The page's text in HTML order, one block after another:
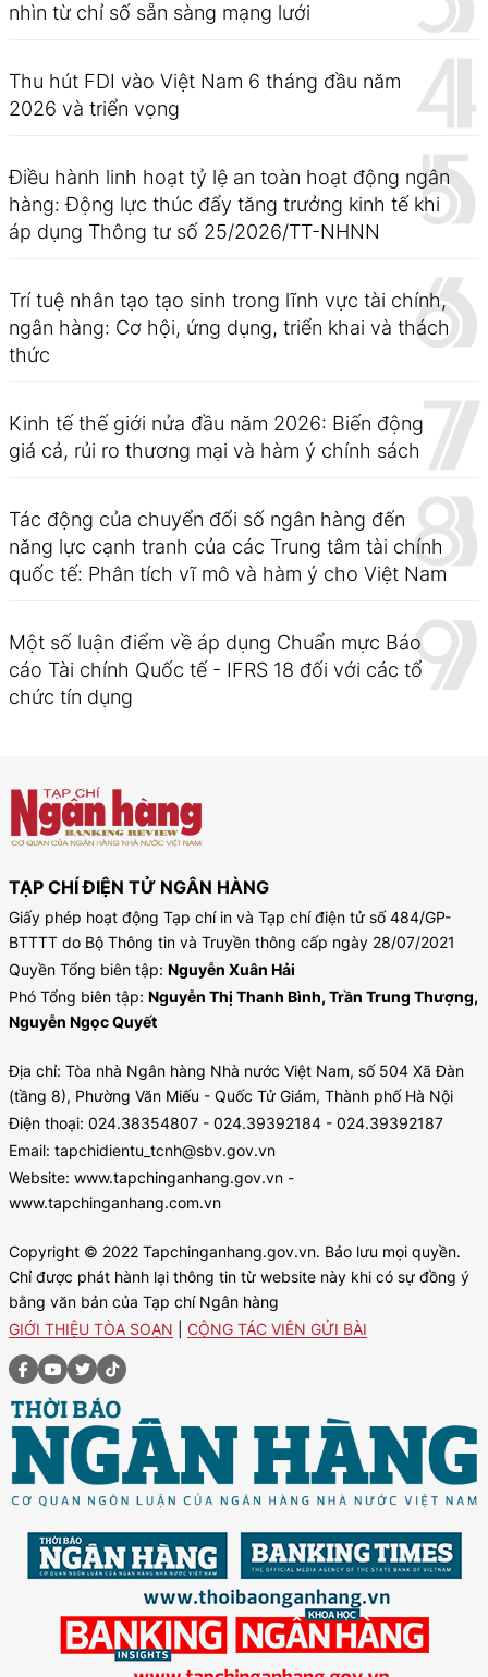
nhìn từ chỉ số sẵn sàng mạng lưới
Thu hút FDI vào Việt Nam 6 tháng đầu năm
2026 và triển vọng
Điều hành linh hoạt tỷ lệ an toàn hoạt động ngân
hàng: Động lực thúc đẩy tăng trưởng kinh tế khi
áp dụng Thông tư số 25/2026/TT-NHNN
Trí tuệ nhân tạo tạo sinh trong lĩnh vực tài chính,
ngân hàng: Cơ hội, ứng dụng, triển khai và thách
thức
Kinh tế thế giới nửa đầu năm 2026: Biến động
giá cả, rủi ro thương mại và hàm ý chính sách
Tác động của chuyển đổi số ngân hàng đến
năng lực cạnh tranh của các Trung tâm tài chính
quốc tế: Phân tích vĩ mô và hàm ý cho Việt Nam
Một số luận điểm về áp dụng Chuẩn mực Báo
cáo Tài chính Quốc tế - IFRS 18 đối với các tổ
chức tín dụng
TẠP CHÍ ĐIỆN TỬ NGÂN HÀNG
Giấy phép hoạt động Tạp chí in và Tạp chí điện tử số 484/GP-
BTTTT do Bộ Thông tin và Truyền thông cấp ngày 28/07/2021
Quyền Tổng biên tập: Nguyễn Xuân Hải
Phó Tổng biên tập: Nguyễn Thị Thanh Bình, Trần Trung Thượng,
Nguyễn Ngọc Quyết
Địa chỉ: Tòa nhà Ngân hàng Nhà nước Việt Nam, số 504 Xã Đàn
(tầng 8), Phường Văn Miếu - Quốc Tử Giám, Thành phố Hà Nội
Điện thoại: 024.38354807 - 024.39392184 - 024.39392187
Email: tapchidientu_tcnh@sbv.gov.vn
Website: www.tapchinganhang.gov.vn -
www.tapchinganhang.com.vn
Copyright © 2022 Tapchinganhang.gov.vn. Bảo lưu mọi quyền.
Chỉ được phát hành lại thông tin từ website này khi có sự đồng ý
bằng văn bản của Tạp chí Ngân hàng
GIỚI THIỆU TÒA SOẠN
CỘNG TÁC VIÊN GỬI BÀI